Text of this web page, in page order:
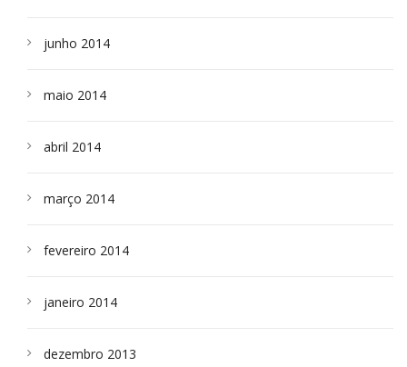
junho 2014
maio 2014
abril 2014
março 2014
fevereiro 2014
janeiro 2014
dezembro 2013